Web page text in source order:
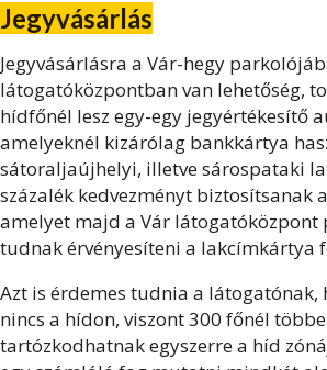
Jegyvásárlás
Jegyvásárlásra a Vár-hegy
látogatóközpontban van lehetőség,
hídfőnél lesz egy-egy jegyértékesítő
amelyeknél kizárólag bankkártya
sátoraljaújhelyi, illetve sárospataki
százalék kedvezményt biztosítsanak
amelyet majd a Vár látogatóközpont
tudnak érvényesíteni a lakcímkártya
Azt is érdemes tudnia a
nincs a hídon, viszont 300 főnél
tartózkodhatnak egyszerre a híd